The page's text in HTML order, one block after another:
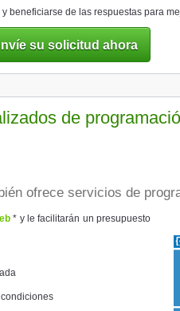
beneficiarse de las respuestas para
su solicitud ahora
de
ofrece servicios de
* y le facilitarán un presupuesto